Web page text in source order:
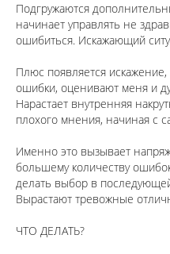
Подгружаются
начинает управлять не
ошибиться. Искажающий
Плюс появляется
ошибки, оценивают меня и
Нарастает внутренняя
плохого мнения, начиная с
Именно это вызывает
большему количеству
делать выбор в
Вырастают тревожные
ЧТО ДЕЛАТЬ?